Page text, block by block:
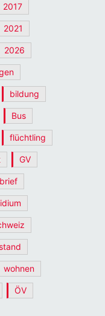
2017
2021
2026
bildung
Bus
flüchtling
GV
wohnen
ÖV